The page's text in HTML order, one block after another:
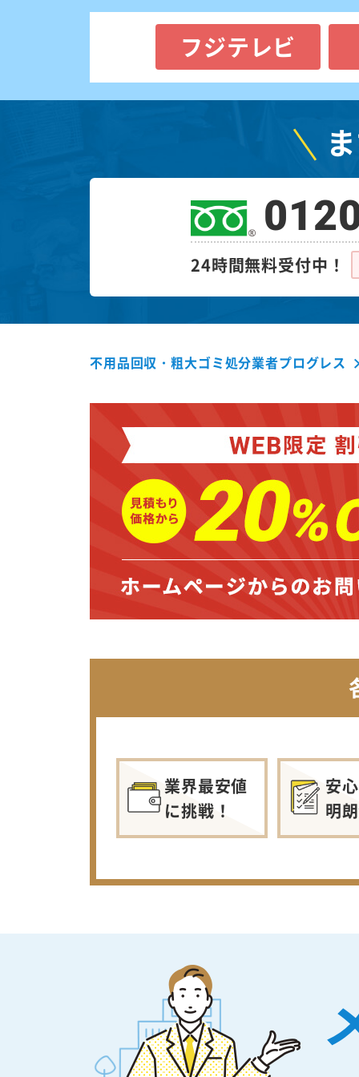
フジテレビ
24時間無料受付中！
不用品回収・粗大ゴミ処分業者プログレス
業界最安値
に挑戦！
安
明